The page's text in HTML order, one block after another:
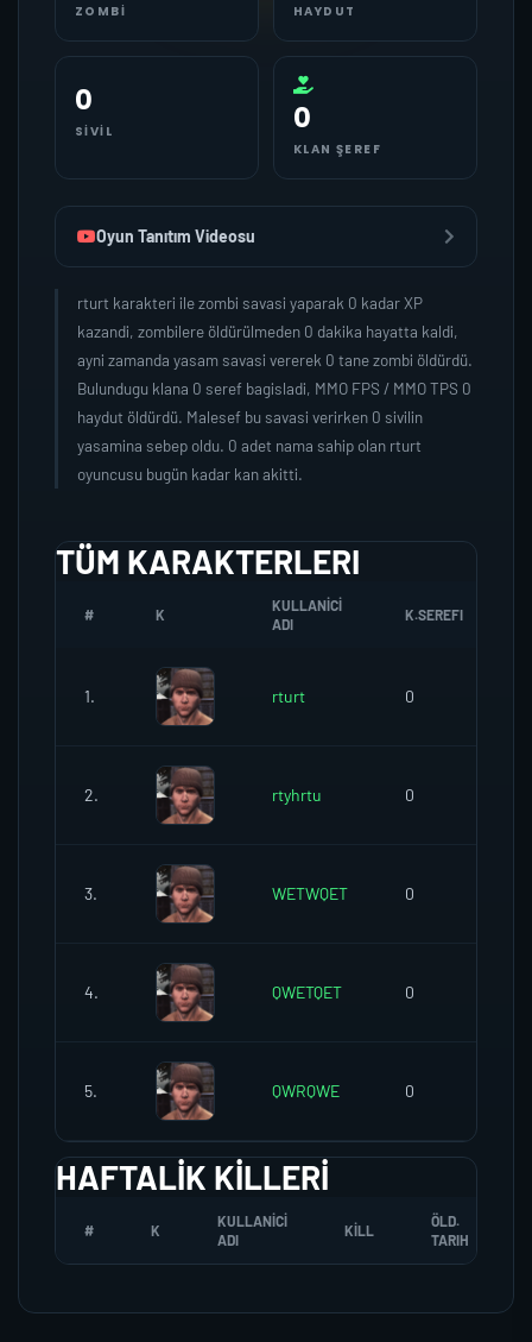
ZOMBI HAYDUT
0
SIVIL 0
KLAN ŞEREF
Oyun Tanıtım Videosu
rturt karakteri ile zombi savasi yaparak 0 kadar XP
kazandi, zombilere öldürülmeden 0 dakika hayatta kaldi,
ayni zamanda yasam savasi vererek 0 tane zombi öldürdü.
Bulundugu klana 0 seref bagisladi, MMO FPS / MMO TPS 0
haydut öldürdü. Malesef bu savasi verirken 0 sivilin
yasamina sebep oldu. 0 adet nama sahip olan rturt
oyuncusu bugün kadar kan akitti.
TÜM KARAKTERLERI
# K
KULLANICI
ADI
K.SEREFI
1. rturt 0
2. rtyhrtu 0
3. WETWQET 0
4. QWETQET 0
5. QWRQWE 0
HAFTALIK KILLERI
# K
KULLANICI
ADI
KILL
ÖLD.
TARIH